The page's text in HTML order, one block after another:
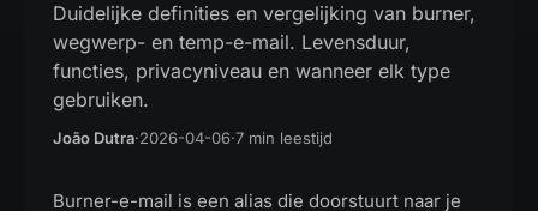
Duidelijke definities en vergelijking van burner,
wegwerp- en temp-e-mail. Levensduur,
functies, privacyniveau en wanneer elk type
gebruiken.
João Dutra·2026-04-06·7 min leestijd
Burner-e-mail is een alias die doorstuurt naar je